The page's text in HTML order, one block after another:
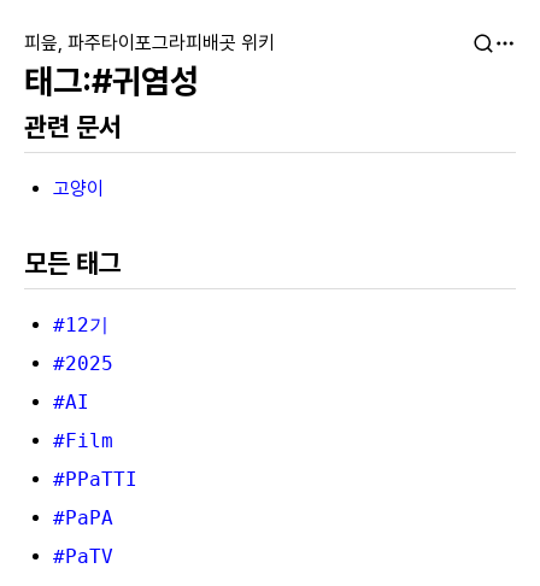
피읖, 파주타이포그라피배곳 위키
#귀염성
관련 문서
고양이
모든 태그
#12기
#2025
#AI
#Film
#PPaTTI
#PaPA
#PaTV